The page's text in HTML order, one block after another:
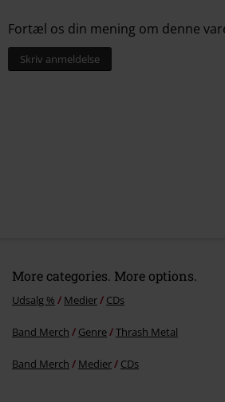
Fortæl os din mening om denne
Skriv anmeldelse
More categories. More options.
Udsalg % Medier CDs
Band Merch Genre Thrash Metal
Band Merch Medier CDs